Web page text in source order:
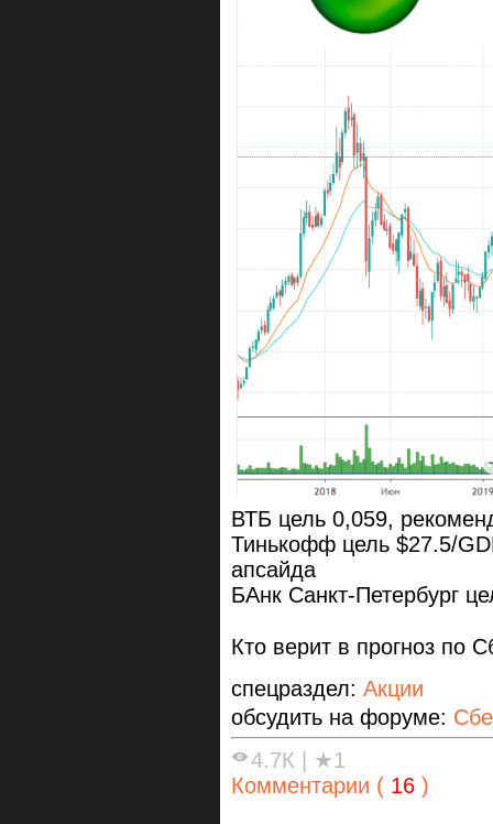
ВТБ цель 0,059,
Тинькофф цель $27.5/
апсайда
БАнк Санкт-Петербург
Кто верит в прогноз по
спецраздел: Акции
обсудить на форуме:
4.7К
★1
Комментарии ( 16 )